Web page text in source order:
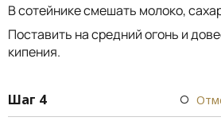
В сотейнике смешать молоко,
Поставить на средний огонь и
кипения.
Шаг 4